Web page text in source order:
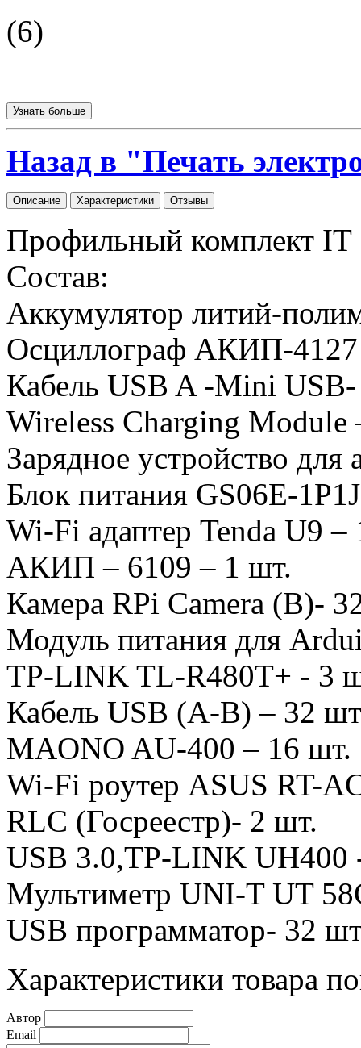
(6)
Узнать больше
Назад в "Печать
Описание Характеристики Отзывы
Профильный комплект IT
Состав:
Аккумулятор литий-
Осциллограф АКИП-
Кабель USB A -Mini
Wireless Charging Module
Зарядное устройство
Блок питания GS06E-
Wi-Fi адаптер Tenda U9 –
АКИП – 6109 – 1 шт.
Камера RPi Camera (B)-
Модуль питания для
TP-LINK TL-R480T+ - 3
Кабель USB (A-B) – 32
MAONO AU-400 – 16 шт.
Wi-Fi роутер ASUS RT-
RLC (Госреестр)- 2 шт.
USB 3.0,TP-LINK
Мультиметр UNI-T UT
USB программатор- 32
Характеристики товара
Автор
Email